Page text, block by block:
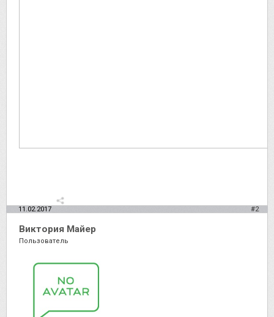
11.02.2017 #2
Виктория Майер
Пользователь